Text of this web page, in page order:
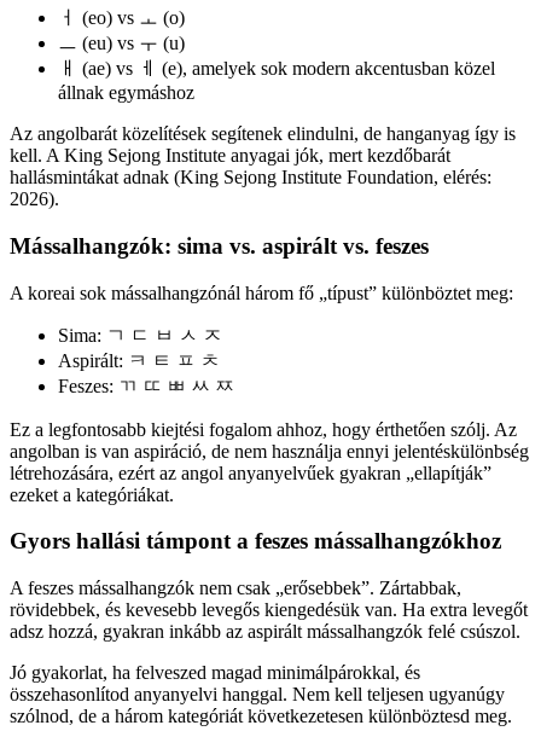
ㅓ (eo) vs ㅗ (o)
ㅡ (eu) vs ㅜ (u)
ㅐ (ae) vs ㅔ (e), amelyek sok modern akcentusban közel
állnak egymáshoz
Az angolbarát közelítések segítenek elindulni, de hanganyag így is
kell. A King Sejong Institute anyagai jók, mert kezdőbarát
hallásmintákat adnak (King Sejong Institute Foundation, elérés:
2026).
Mássalhangzók: sima vs. aspirált vs. feszes
A koreai sok mássalhangzónál három fő „típust” különböztet meg:
Sima: ㄱ ㄷ ㅂ ㅅ ㅈ
Aspirált: ㅋ ㅌ ㅍ ㅊ
Feszes: ㄲ ㄸ ㅃ ㅆ ㅉ
Ez a legfontosabb kiejtési fogalom ahhoz, hogy érthetően szólj. Az
angolban is van aspiráció, de nem használja ennyi jelentéskülönbség
létrehozására, ezért az angol anyanyelvűek gyakran „ellapítják”
ezeket a kategóriákat.
Gyors hallási támpont a feszes mássalhangzókhoz
A feszes mássalhangzók nem csak „erősebbek”. Zártabbak,
rövidebbek, és kevesebb levegős kiengedésük van. Ha extra levegőt
adsz hozzá, gyakran inkább az aspirált mássalhangzók felé csúszol.
Jó gyakorlat, ha felveszed magad minimálpárokkal, és
összehasonlítod anyanyelvi hanggal. Nem kell teljesen ugyanúgy
szólnod, de a három kategóriát következetesen különböztesd meg.